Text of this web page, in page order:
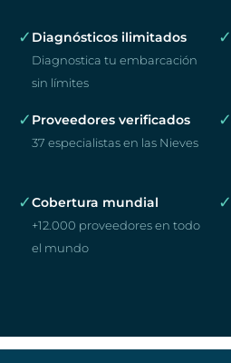
✓ Diagnósticos ilimitados
Diagnostica tu embarcación
sin límites
✓
✓ Proveedores verificados
37 especialistas en las Nieves
✓
✓Cobertura mundial
+12.000 proveedores en todo
el mundo
✓